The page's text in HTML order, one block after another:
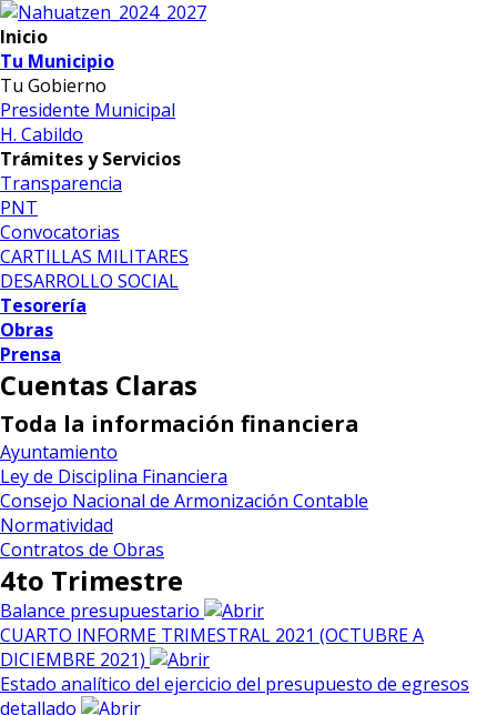
Inicio
Tu Municipio
Tu Gobierno
Presidente Municipal
H. Cabildo
Trámites y Servicios
Transparencia
PNT
Convocatorias
CARTILLAS MILITARES
DESARROLLO SOCIAL
Tesorería
Obras
Prensa
Cuentas Claras
Toda la información financiera
Ayuntamiento
Ley de Disciplina Financiera
Consejo Nacional de Armonización Contable
Normatividad
Contratos de Obras
4to Trimestre
Balance presupuestario
CUARTO INFORME TRIMESTRAL 2021 (OCTUBRE A
DICIEMBRE 2021)
Estado analítico del ejercicio del presupuesto de egresos
detallado